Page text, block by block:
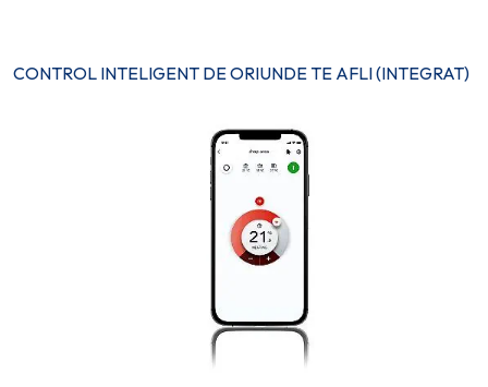
CONTROL INTELIGENT DE ORIUNDE TE AFLI (INTEGRAT)